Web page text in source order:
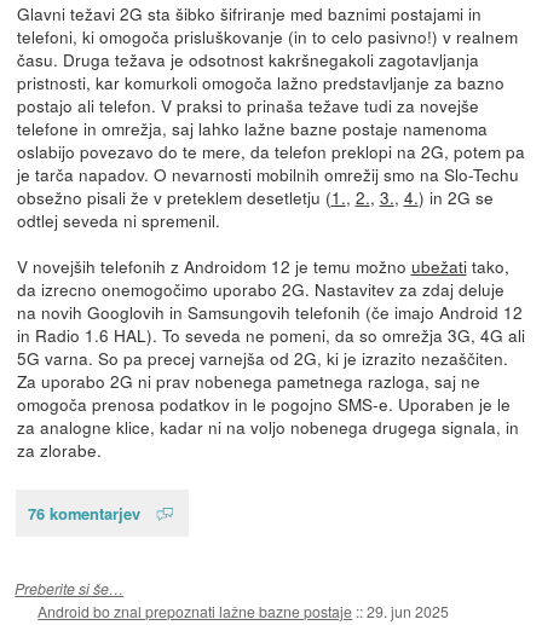
Glavni težavi 2G sta šibko šifriranje med baznimi postajami in
telefoni, ki omogoča prisluškovanje (in to celo pasivno!) v realnem
času. Druga težava je odsotnost kakršnegakoli zagotavljanja
pristnosti, kar komurkoli omogoča lažno predstavljanje za bazno
postajo ali telefon. V praksi to prinaša težave tudi za novejše
telefone in omrežja, saj lahko lažne bazne postaje namenoma
oslabijo povezavo do te mere, da telefon preklopi na 2G, potem pa
je tarča napadov. O nevarnosti mobilnih omrežij smo na Slo-Techu
obsežno pisali že v preteklem desetletju (1., 2., 3., 4.) in 2G se
odtlej seveda ni spremenil.
V novejših telefonih z Androidom 12 je temu možno ubežatitako,
da izrecno onemogočimo uporabo 2G. Nastavitev za zdaj deluje
na novih Googlovih in Samsungovih telefonih (če imajo Android 12
in Radio 1.6 HAL). To seveda ne pomeni, da so omrežja 3G, 4G ali
5G varna. So pa precej varnejša od 2G, ki je izrazito nezaščiten.
Za uporabo 2G ni prav nobenega pametnega razloga, saj ne
omogoča prenosa podatkov in le pogojno SMS-e. Uporaben je le
za analogne klice, kadar ni na voljo nobenega drugega signala, in
za zlorabe.
76 komentarjev
Preberite si še…
Android bo znal prepoznati lažne bazne postaje ::29. jun 2025